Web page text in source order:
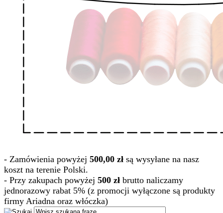
- Zamówienia powyżej 500,00 zł są wysyłane na nasz
koszt na terenie Polski.
- Przy zakupach powyżej 500 zł brutto naliczamy
jednorazowy rabat 5% (z promocji wyłączone są produkty
firmy Ariadna oraz włóczka)